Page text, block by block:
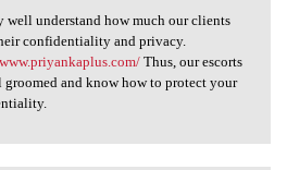
well understand how
well understand how much our clients
confidentiality and privacy.
Thus, our escorts
groomed and know how to protect your